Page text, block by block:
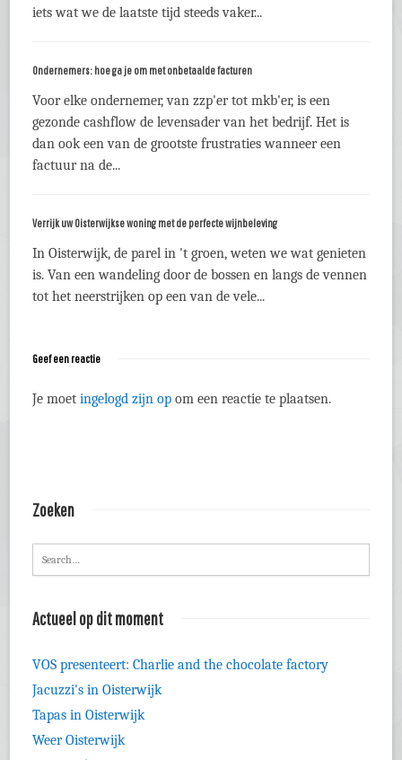
iets wat we de laatste tijd steeds vaker...
Ondernemers: hoe ga je om met onbetaalde facturen
Voor elke ondernemer, van zzp'er tot mkb'er, is een
gezonde cashflow de levensader van het bedrijf. Het is
dan ook een van de grootste frustraties wanneer een
factuur na de...
Verrijk uw Oisterwijkse woning met de perfecte wijnbeleving
In Oisterwijk, de parel in 't groen, weten we wat genieten
is. Van een wandeling door de bossen en langs de vennen
tot het neerstrijken op een van de vele...
Geef een reactie
Je moetingelogd zijn op om een reactie te plaatsen.
Zoeken
Actueel op dit moment
VOS presenteert: Charlie and the chocolate factory
Jacuzzi's in Oisterwijk
Tapas in Oisterwijk
Weer Oisterwijk